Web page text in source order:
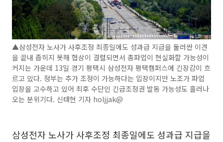
▲삼성전자 노사가 사후조정 최종일에도 성과급 지급을 둘러싼 이견
을 끝내 좁히지 못해 협상이 결렬되면서 총파업이 현실화할 가능성이
커지는 가운데 13일 경기 평택시 삼성전자 평택캠퍼스에 긴장감이 흐
르고 있다. 정부는 추가 조정이 가능하다는 입장이지만 노조가 파업
입장을 고수하고 있어 최후 수단인 긴급조정권 발동 가능성도 흘러나
오는 분위기다. 신태현 기자 holjjak@
삼성전자 노사가 사후조정 최종일에도 성과급 지급을